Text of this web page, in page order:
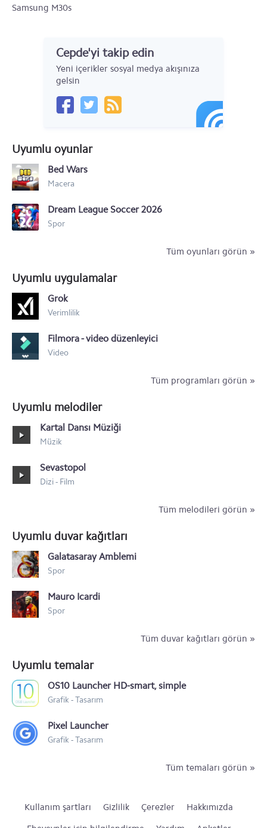
Samsung M30s
Samsung Galaxy A30s
Samsung Galaxy A10s
Samsung Galaxy Note 10
Samsung Galaxy Note 10+
Samsung Galaxy A20e
Samsung Galaxy Xcover 4S
Samsung Galaxy A10
Samsung Galaxy M30
Samsung Galaxy M20
Samsung Galaxy M10
Cepde'yi takip edin
Yeni içerikler sosyal medya akışınıza
gelsin
Uyumlu oyunlar
Bed Wars
Macera
Dream League Soccer 2026
Spor
Tüm oyunları görün »
Uyumlu uygulamalar
Grok
Verimlilik
Filmora - video düzenleyici
Video
Tüm programları görün »
Uyumlu melodiler
Kartal Dansı Müziği
Müzik
Sevastopol
Dizi - Film
Tüm melodileri görün »
Uyumlu duvar kağıtları
Galatasaray Amblemi
Spor
Mauro Icardi
Spor
Tüm duvar kağıtları görün »
Uyumlu temalar
OS10 Launcher HD-smart, simple
Grafik - Tasarım
Pixel Launcher
Grafik - Tasarım
Tüm temaları görün »
Kullanım şartları Gizlilik Çerezler
Hakkımızda